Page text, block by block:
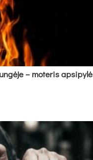
– mo­te­ris ap­si­py­lė